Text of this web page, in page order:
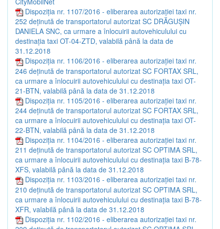
Dispoziția nr. 1107/2016 - eliberarea autorizației taxi nr.
252 deținută de transportatorul autorizat SC DRĂGUȘIN
DANIELA SNC, ca urmare a înlocuirii autovehiculului cu
destinația taxi OT-04-ZTD, valabilă până la data de
31.12.2018
Dispoziția nr. 1106/2016 - eliberarea autorizației taxi nr.
246 deținută de transportatorul autorizat SC FORTAX SRL,
ca urmare a înlocuirii autovehiculului cu destinația taxi OT-
21-BTN, valabilă până la data de 31.12.2018
Dispoziția nr. 1105/2016 - eliberarea autorizației taxi nr.
244 deținută de transportatorul autorizat SC FORTAX SRL,
ca urmare a înlocuirii autovehiculului cu destinația taxi OT-
22-BTN, valabilă până la data de 31.12.2018
Dispoziția nr. 1104/2016 - eliberarea autorizației taxi nr.
211 deținută de transportatorul autorizat SC OPTIMA SRL,
ca urmare a înlocuirii autovehiculului cu destinația taxi B-78-
XFS, valabilă până la data de 31.12.2018
Dispoziția nr. 1103/2016 - eliberarea autorizației taxi nr.
210 deținută de transportatorul autorizat SC OPTIMA SRL,
ca urmare a înlocuirii autovehiculului cu destinația taxi B-78-
XFR, valabilă până la data de 31.12.2018
Dispoziția nr. 1102/2016 - eliberarea autorizației taxi nr.